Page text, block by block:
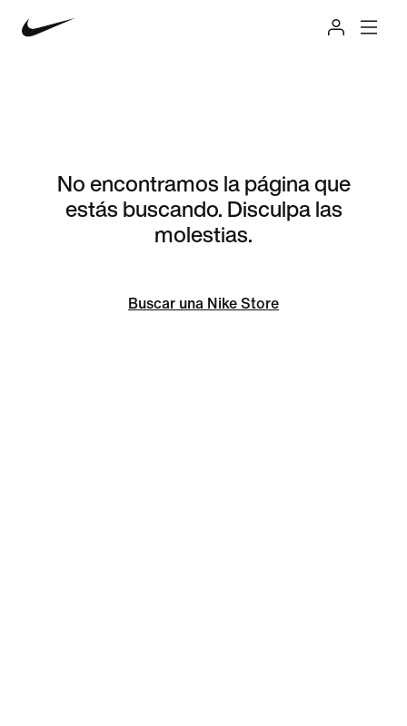
No encontramos la página que
estás buscando. Disculpa las
molestias.
Buscar una Nike Store